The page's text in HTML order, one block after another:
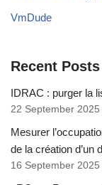
VmDude
Recent Posts
IDRAC : purger la
22 September 2025
Mesurer
de la création d’un
16 September 2025